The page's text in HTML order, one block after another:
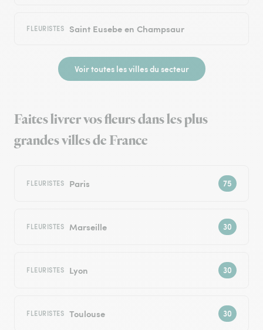
FLEURISTES Saint Eusebe en Champsaur
Voir toutes les villes du secteur
Faites livrer vos fleurs dans les plus
grandes villes de France
FLEURISTES Paris
FLEURISTES Marseille
FLEURISTES Lyon
FLEURISTES Toulouse